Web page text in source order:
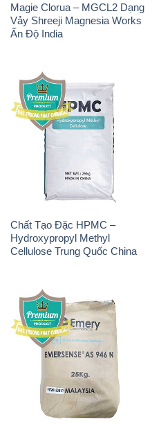
Magie Clorua – MGCL2 Dạng
Vảy Shreeji Magnesia Works
Ấn Độ India
Chất Tạo Đặc HPMC –
Hydroxypropyl Methyl
Cellulose Trung Quốc China